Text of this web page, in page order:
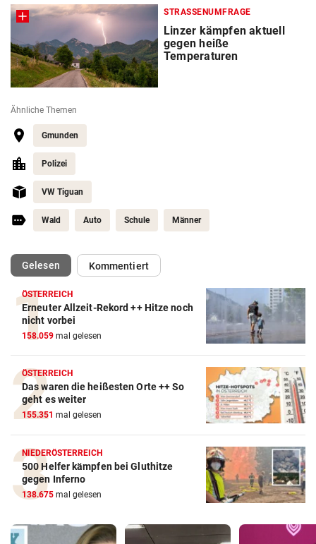
STRASSENUMFRAGE
Linzer kämpfen aktuell
gegen heiße
Temperaturen
Ähnliche Themen
Gmunden
Polizei
VW Tiguan
Wald Auto Schule Männer
Gelesen(ausgewählt)Kommentiert
ÖSTERREICH
Erneuter Allzeit-Rekord ++ Hitze noch
nicht vorbei
158.059 mal gelesen
ÖSTERREICH
Das waren die heißesten Orte ++ So
geht es weiter
155.351 mal gelesen
NIEDERÖSTERREICH
500 Helfer kämpfen bei Gluthitze
gegen Inferno
138.675 mal gelesen